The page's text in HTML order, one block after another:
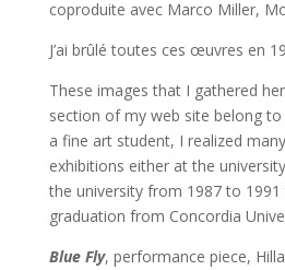
coproduite avec Marco Miller,
J’ai brûlé toutes ces œuvres en
These images that I gathered
section of my web site belong
a fine art student, I realized
exhibitions either at the
the university from 1987 to
graduation from Concordia
Blue Fly, performance piece,